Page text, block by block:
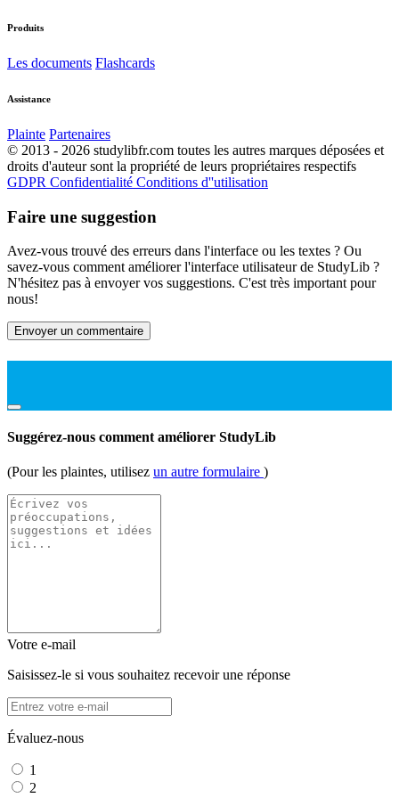
Produits
Les documents Flashcards
Assistance
Plainte Partenaires
© 2013 - 2026 studylibfr.com toutes les autres marques déposées et
droits d'auteur sont la propriété de leurs propriétaires respectifs
GDPR Confidentialité Conditions d''utilisation
Faire une suggestion
Avez-vous trouvé des erreurs dans l'interface ou les textes ? Ou
savez-vous comment améliorer l'interface utilisateur de StudyLib ?
N'hésitez pas à envoyer vos suggestions. C'est très important pour
nous!
Envoyer un commentaire
Suggérez-nous comment améliorer StudyLib
(Pour les plaintes, utilisez un autre formulaire )
Votre e-mail
Saisissez-le si vous souhaitez recevoir une réponse
Évaluez-nous
1
2